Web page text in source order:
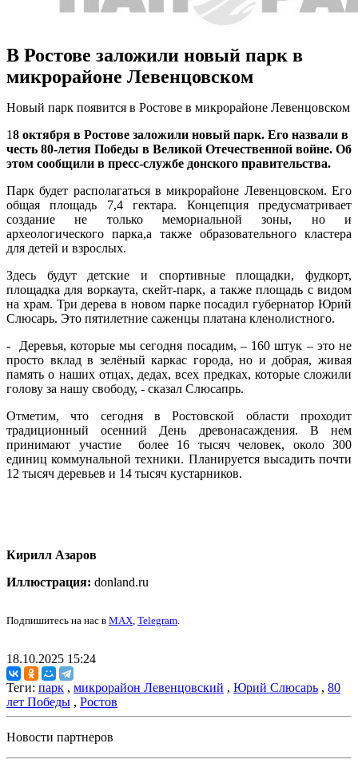
В Ростове заложили новый парк в
микрорайоне Левенцовском
Новый парк появится в Ростове в микрорайоне Левенцовском
18 октября в Ростове заложили новый парк. Его назвали в
честь 80-летия Победы в Великой Отечественной войне. Об
этом сообщили в пресс-службе донского правительства.
Парк будет располагаться в микрорайоне Левенцовском. Его
общая площадь 7,4 гектара. Концепция предусматривает
создание не только мемориальной зоны, но и
археологического парка,а также образовательного кластера
для детей и взрослых.
Здесь будут детские и спортивные площадки, фудкорт,
площадка для воркаута, скейт-парк, а также площадь с видом
на храм. Три дерева в новом парке посадил губернатор Юрий
Слюсарь. Это пятилетние саженцы платана кленолистного.
- Деревья, которые мы сегодня посадим, – 160 штук – это не
просто вклад в зелёный каркас города, но и добрая, живая
память о наших отцах, дедах, всех предках, которые сложили
голову за нашу свободу, - сказал Слюсапрь.
Отметим, что сегодня в Ростовской области проходит
традиционный осенний День древонасаждения. В нем
принимают участие более 16 тысяч человек, около 300
единиц коммунальной техники. Планируется высадить почти
12 тысяч деревьев и 14 тысяч кустарников.
Кирилл Азаров
Иллюстрация: donland.ru
Подпишитесь на нас в MAX, Telegram.
18.10.2025 15:24
Теги: парк , микрорайон Левенцовский , Юрий Слюсарь , 80
лет Победы , Ростов
Новости партнеров